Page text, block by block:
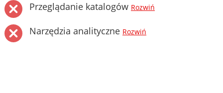
Przeglądanie katalogów Rozwiń
Narzędzia analityczne Rozwiń